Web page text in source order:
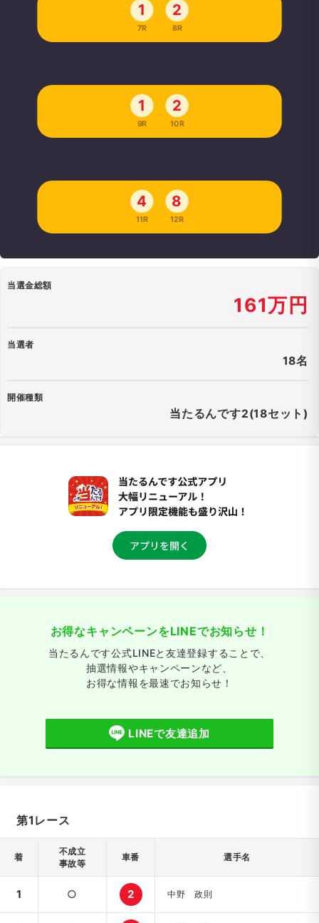
1
7R
2
8R
1
9R
2
10R
4
11R
8
12R
当選金総額
161万円
当選者
18名
開催種類
当たるんです2(18セット)
お得なキャンペーンをLINEでお知らせ！
当たるんです公式LINEと友達登録することで、
抽選情報やキャンペーンなど、
お得な情報を最速でお知らせ！
LINEで友達追加
第1レース
着
不成立
事故等
車番 選手名
1 ○ 2 中野 政則